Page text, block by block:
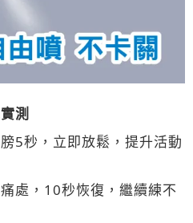
測
5秒，立即放鬆，提升活動
處，10秒恢復，繼續練不